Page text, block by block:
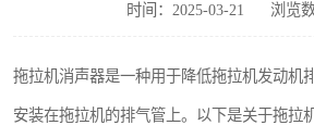
时间：2025-03-21 浏览
拖拉机消声器是一种用于降低拖拉机发动机
安装在拖拉机的排气管上。以下是关于拖拉